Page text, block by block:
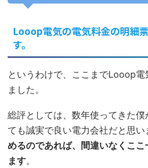
Looop電気の電気料金の明細
す。
というわけで、ここまでLooop電
ました。
総評としては、数年使ってきた僕
ても誠実で良い電力会社だと思い
めるのであれば、間違いなくここ
ます。